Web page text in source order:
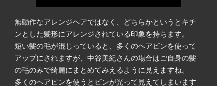
無動作なアレンジヘアではなく、どちらかというとキチ
ンとした髪形にアレンジされている印象を持ちます。
短い髪の毛が混じっていると、多くのヘアピンを使って
アップにされますが、中谷美紀さんの場合はご自身の髪
の毛のみで綺麗にまとめてみえるように見えますね。
多くのヘアピンを使うとピンが光って見えてしまいます